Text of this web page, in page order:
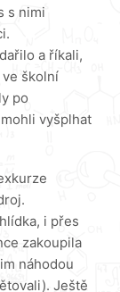
s nimi
a říkali,
školní
po
vyšplhat
i přes
zakoupila
náhodou
Ještě